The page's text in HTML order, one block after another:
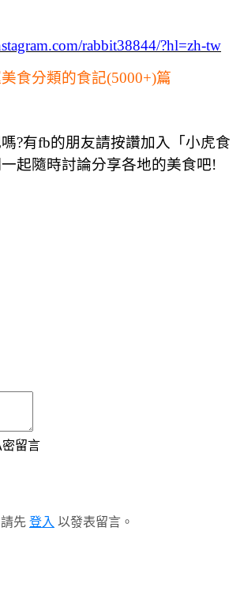
rabbit38844/?hl=zh-tw
食分類的食記(5000+)篇
?有fb的朋友請按讚加入「小虎食
起隨時討論分享各地的美食吧!
密留言
請先 登入 以發表留言。